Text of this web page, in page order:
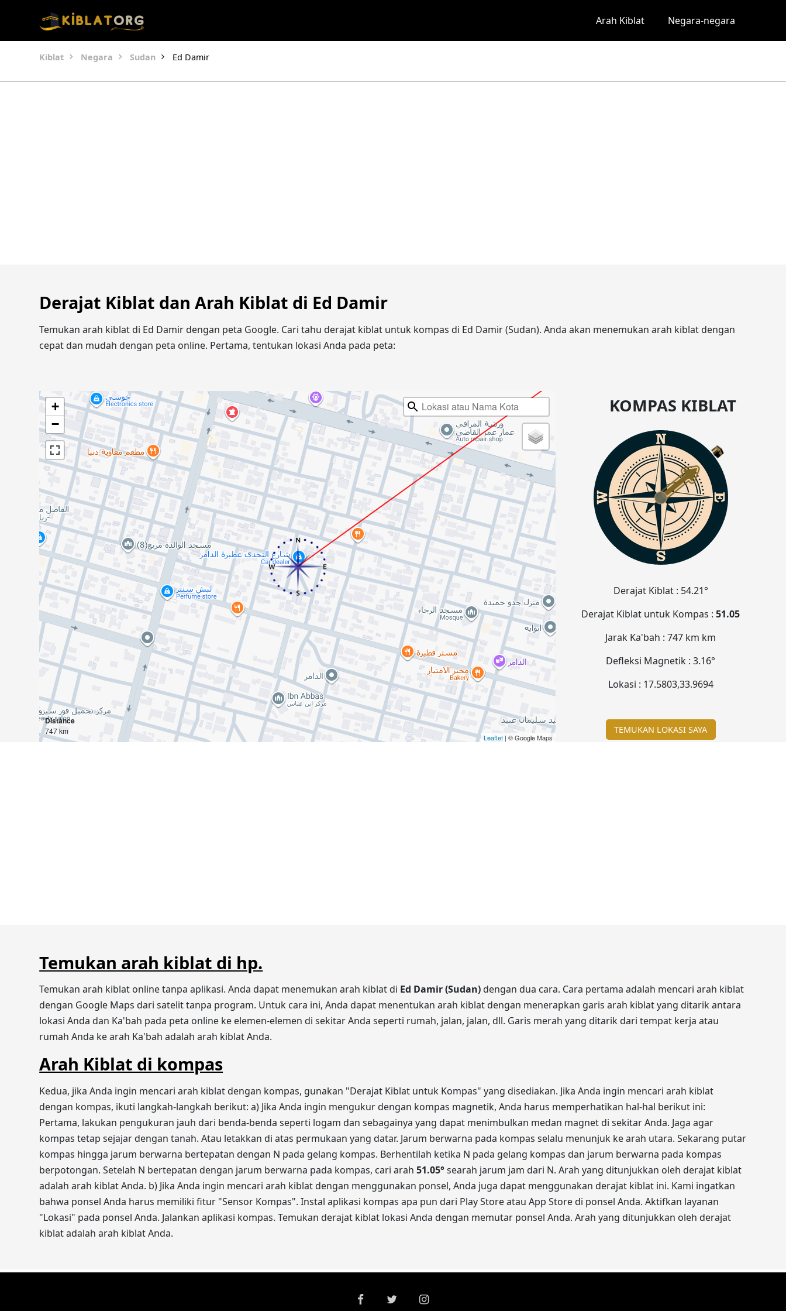
Arah Kiblat Negara-negara
Kiblat Negara Sudan Ed Damir
Derajat Kiblat dan Arah Kiblat di Ed Damir
Temukan arah kiblat di Ed Damir dengan peta Google. Cari tahu derajat kiblat untuk kompas di Ed Damir (Sudan). Anda akan menemukan arah kiblat dengan
cepat dan mudah dengan peta online. Pertama, tentukan lokasi Anda pada peta:
+
−
Distance
747 km
Leaflet | © Google Maps
KOMPAS KIBLAT
Derajat Kiblat : 54.21°
Derajat Kiblat untuk Kompas :51.05
Jarak Ka'bah :747 km km
Defleksi Magnetik :3.16°
Lokasi : 17.5803,33.9694
TEMUKAN LOKASI SAYA
Temukan arah kiblat di hp.
Temukan arah kiblat online tanpa aplikasi. Anda dapat menemukan arah kiblat di Ed Damir (Sudan)dengan dua cara. Cara pertama adalah mencari arah kiblat
dengan Google Maps dari satelit tanpa program. Untuk cara ini, Anda dapat menentukan arah kiblat dengan menerapkan garis arah kiblat yang ditarik antara
lokasi Anda dan Ka'bah pada peta online ke elemen-elemen di sekitar Anda seperti rumah, jalan, jalan, dll. Garis merah yang ditarik dari tempat kerja atau
rumah Anda ke arah Ka'bah adalah arah kiblat Anda.
Arah Kiblat di kompas
Kedua, jika Anda ingin mencari arah kiblat dengan kompas, gunakan "Derajat Kiblat untuk Kompas" yang disediakan. Jika Anda ingin mencari arah kiblat
dengan kompas, ikuti langkah-langkah berikut: a) Jika Anda ingin mengukur dengan kompas magnetik, Anda harus memperhatikan hal-hal berikut ini:
Pertama, lakukan pengukuran jauh dari benda-benda seperti logam dan sebagainya yang dapat menimbulkan medan magnet di sekitar Anda. Jaga agar
kompas tetap sejajar dengan tanah. Atau letakkan di atas permukaan yang datar. Jarum berwarna pada kompas selalu menunjuk ke arah utara. Sekarang putar
kompas hingga jarum berwarna bertepatan dengan N pada gelang kompas. Berhentilah ketika N pada gelang kompas dan jarum berwarna pada kompas
berpotongan. Setelah N bertepatan dengan jarum berwarna pada kompas, cari arah51.05°searah jarum jam dari N. Arah yang ditunjukkan oleh derajat kiblat
adalah arah kiblat Anda. b) Jika Anda ingin mencari arah kiblat dengan menggunakan ponsel, Anda juga dapat menggunakan derajat kiblat ini. Kami ingatkan
bahwa ponsel Anda harus memiliki fitur "Sensor Kompas". Instal aplikasi kompas apa pun dari Play Store atau App Store di ponsel Anda. Aktifkan layanan
"Lokasi" pada ponsel Anda. Jalankan aplikasi kompas. Temukan derajat kiblat lokasi Anda dengan memutar ponsel Anda. Arah yang ditunjukkan oleh derajat
kiblat adalah arah kiblat Anda.